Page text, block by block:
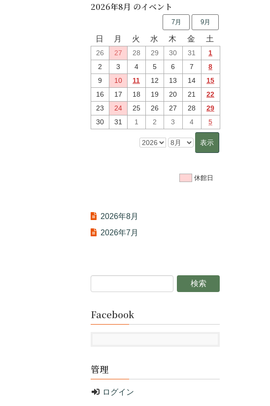
2026年8月 のイベント
7月 9月
日 月 火 水 木 金 土
26 27 28 29 30 31
1
2
3 4 5 6 7
8
9
10 11 12 13 14
15
16
17 18 19 20 21
22
23
24 25 26 27 28
29
30
31 1 2 3 4 5
休館日
2026年8月
2026年7月
Facebook
管理
ログイン